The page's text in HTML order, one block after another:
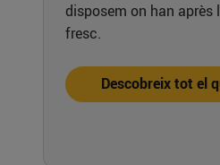
disposem on han
fresc.
Descobreix tot el